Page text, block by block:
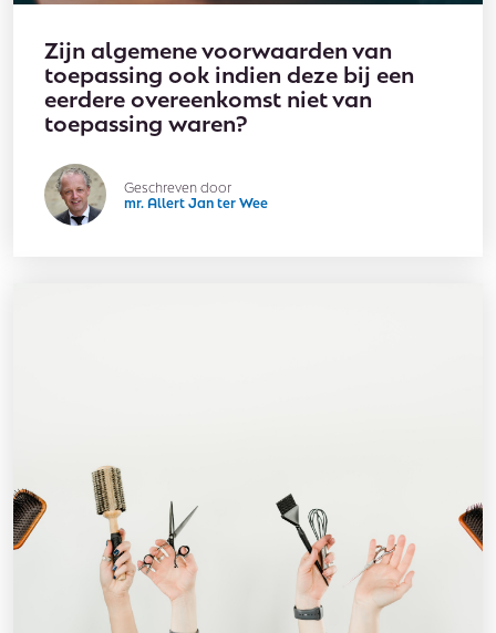
Zijn algemene voorwaarden van
toepassing ook indien deze bij een
eerdere overeenkomst niet van
toepassing waren?
Geschreven door
mr. Allert Jan ter Wee